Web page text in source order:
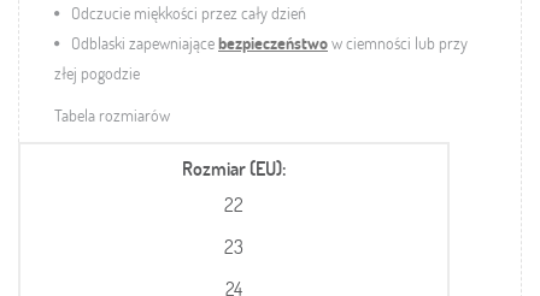
Odczucie miękkości przez cały dzień
Odblaski zapewniającebezpieczeństwow ciemności lub przy
złej pogodzie
Tabela rozmiarów
Rozmiar (EU)
22
23
24